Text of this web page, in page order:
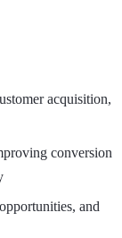
acquisition,
conversion
and